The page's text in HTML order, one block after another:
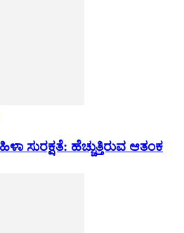
ಸುರಕ್ಷತೆ: ಹೆಚ್ಚುತ್ತಿರುವ ಆತಂಕ